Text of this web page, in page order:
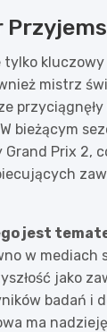
mistrz
bieżącym
Prix 2,
jest
w mediach
jako
badań i
ma